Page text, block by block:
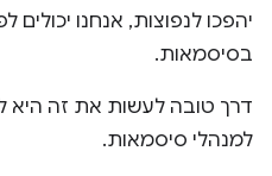
יהפכו לנפוצות, אנחנו
בסיסמאות.
דרך טובה לעשות את זה היא
למנהלי סיסמאות.